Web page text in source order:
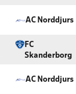
AC Norddjurs
FC
Skanderborg
AC Norddjurs